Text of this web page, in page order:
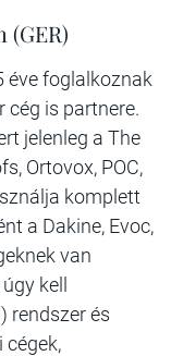
(GER)
éve foglalkoznak
cég is partnere.
jelenleg a The
Ortovox, POC,
komplett
a Dakine, Evoc,
van
kell
rendszer és
cégek,